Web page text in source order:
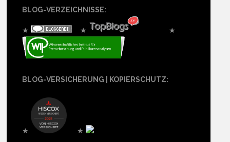
BLOG-VERZEICHNISSE:
★ ★ ★
BLOG-VERSICHERUNG | KOPIERSCHUTZ:
★ ★